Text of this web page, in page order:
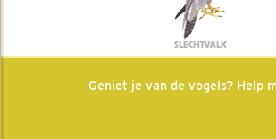
SLECHTVALK
Geniet je van de vogels? Help